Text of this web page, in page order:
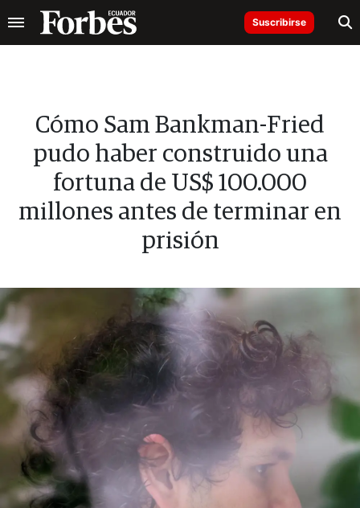
Suscribirse
Cómo Sam Bankman-Fried
pudo haber construido una
fortuna de US$ 100.000
millones antes de terminar en
prisión